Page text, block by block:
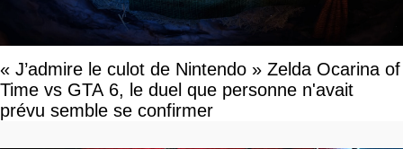
« J’admire le culot de Nintendo » Zelda Ocarina of
Time vs GTA 6, le duel que personne n'avait
prévu semble se confirmer